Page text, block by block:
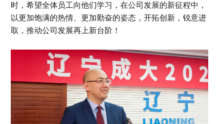
时，希望全体员工向他们学习，在公司发展的新征程中，
以更加饱满的热情、更加勤奋的姿态，开拓创新，锐意进
取，推动公司发展再上新台阶！